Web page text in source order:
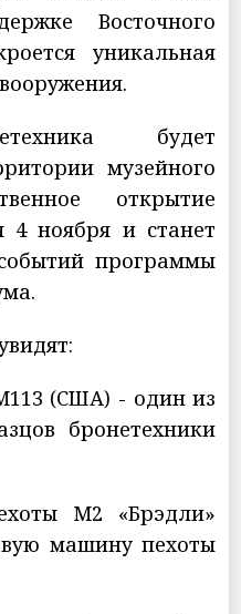
Восточного
уникальная
будет
музейного
открытие
4 ноября и станет
программы
(США) - один из
бронетехники
M2 «Брэдли»
машину пехоты